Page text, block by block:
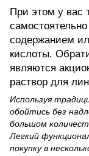
При этом у вас
содержанием
кислоты.
являются
раствор для
Используя
обойтись без
большом
Легкий
покупку в